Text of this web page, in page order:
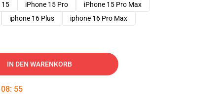
15 iPhone 15 Pro
iPhone 15 Pro Max
iphone 16 Plus iphone 16 Pro Max
IN DEN WARENKORB
08: 54